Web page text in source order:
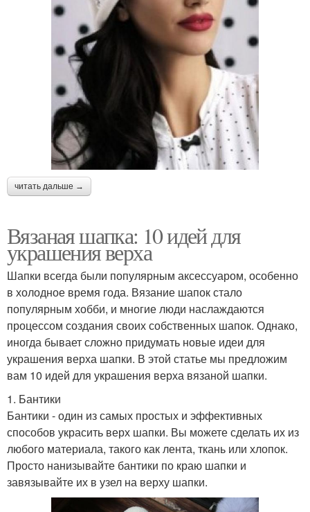
читать дальше →
Вязаная шапка: 10 идей для
украшения верха
Шапки всегда были популярным аксессуаром, особенно
в холодное время года. Вязание шапок стало
популярным хобби, и многие люди наслаждаются
процессом создания своих собственных шапок. Однако,
иногда бывает сложно придумать новые идеи для
украшения верха шапки. В этой статье мы предложим
вам 10 идей для украшения верха вязаной шапки.
1. Бантики
Бантики - один из самых простых и эффективных
способов украсить верх шапки. Вы можете сделать их из
любого материала, такого как лента, ткань или хлопок.
Просто нанизывайте бантики по краю шапки и
завязывайте их в узел на верху шапки.